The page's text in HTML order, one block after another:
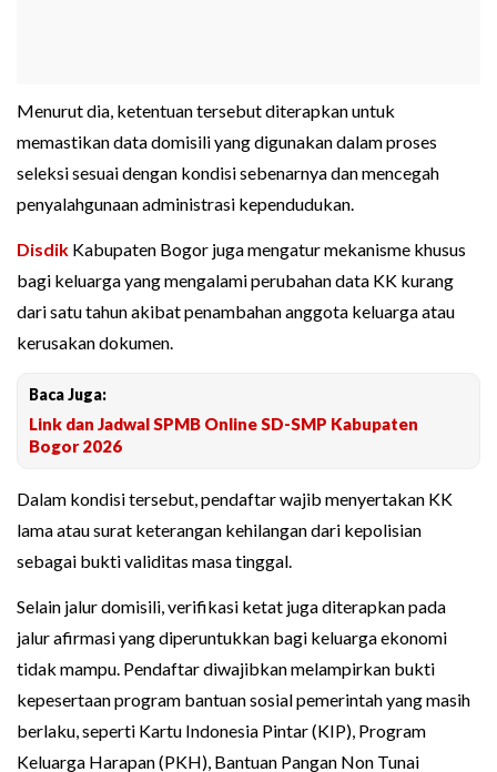
Menurut dia, ketentuan tersebut diterapkan untuk
memastikan data domisili yang digunakan dalam proses
seleksi sesuai dengan kondisi sebenarnya dan mencegah
penyalahgunaan administrasi kependudukan.
Disdik Kabupaten Bogor juga mengatur mekanisme khusus
bagi keluarga yang mengalami perubahan data KK kurang
dari satu tahun akibat penambahan anggota keluarga atau
kerusakan dokumen.
Baca Juga:
Link dan Jadwal SPMB Online SD-SMP Kabupaten
Bogor 2026
Dalam kondisi tersebut, pendaftar wajib menyertakan KK
lama atau surat keterangan kehilangan dari kepolisian
sebagai bukti validitas masa tinggal.
Selain jalur domisili, verifikasi ketat juga diterapkan pada
jalur afirmasi yang diperuntukkan bagi keluarga ekonomi
tidak mampu. Pendaftar diwajibkan melampirkan bukti
kepesertaan program bantuan sosial pemerintah yang masih
berlaku, seperti Kartu Indonesia Pintar (KIP), Program
Keluarga Harapan (PKH), Bantuan Pangan Non Tunai